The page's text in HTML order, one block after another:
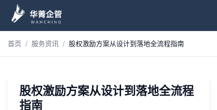
跳到主内容
首页 / 服务资讯 / 股权激励方案从设计到落地全流程指南
股权激励方案从设计到落地全流程
指南